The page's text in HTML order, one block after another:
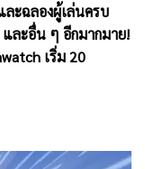
ละฉลองผู้เล่นครบ
และอื่น ๆ อีกมากมาย!
เริ่ม 20